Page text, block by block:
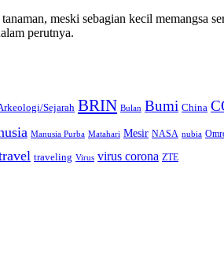
meski sebagian kecil
perutnya.
Sejarah BRIN Bulan Bumi China
Manusia Purba Matahari Mesir NASA nubia
traveling Virus virus corona ZTE